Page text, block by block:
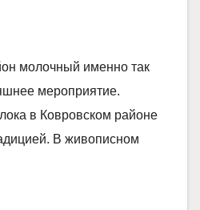
молочный именно так
мероприятие.
в Ковровском районе
В живописном